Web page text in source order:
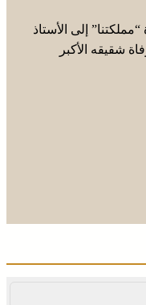
إلى الأستاذ
شقيقه الأكبر